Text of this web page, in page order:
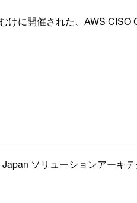
に開催された、AWS CISO
ソリューションアーキテ